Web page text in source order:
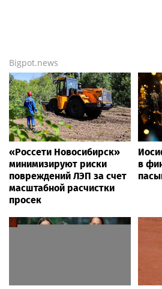
Bigpot.news
«Россети Новосибирск»
минимизируют риски
повреждений ЛЭП за счет
масштабной расчистки
просек
в